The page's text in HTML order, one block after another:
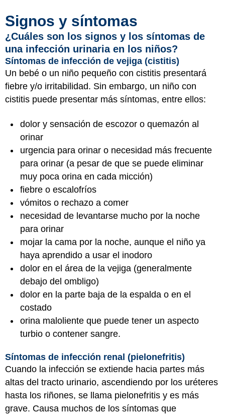
Signos y síntomas
¿Cuáles son los signos y los síntomas de
una infección urinaria en los niños?
Síntomas de infección de vejiga (cistitis)
Un bebé o un niño pequeño con cistitis presentará
fiebre y/o irritabilidad. Sin embargo, un niño con
cistitis puede presentar más síntomas, entre ellos:
dolor y sensación de escozor o quemazón al
orinar
urgencia para orinar o necesidad más frecuente
para orinar (a pesar de que se puede eliminar
muy poca orina en cada micción)
fiebre o escalofríos
vómitos o rechazo a comer
necesidad de levantarse mucho por la noche
para orinar
mojar la cama por la noche, aunque el niño ya
haya aprendido a usar el inodoro
dolor en el área de la vejiga (generalmente
debajo del ombligo)
dolor en la parte baja de la espalda o en el
costado
orina maloliente que puede tener un aspecto
turbio o contener sangre.
Síntomas de infección renal (pielonefritis)
Cuando la infección se extiende hacia partes más
altas del tracto urinario, ascendiendo por los uréteres
hasta los riñones, se llama pielonefritis y es más
grave. Causa muchos de los síntomas que